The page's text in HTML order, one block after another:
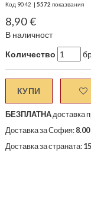
Код 9042 | 5572 показвания
8,90 €
В наличност
Количество
КУПИ
БЕЗПЛАТНАдоставка
Доставка за София:
Доставка за страната: